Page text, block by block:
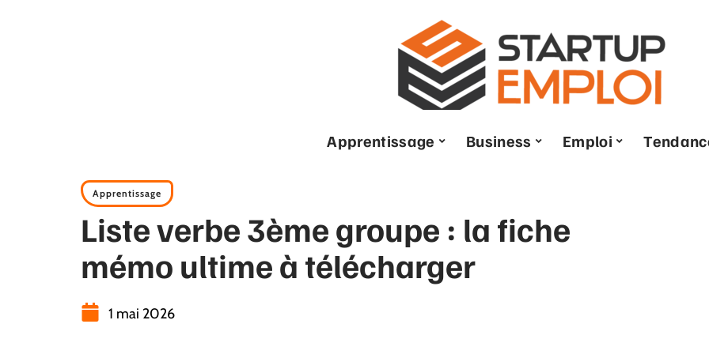
Apprentissage Business Emploi
Apprentissage
Liste verbe 3ème groupe : la fiche
mémo ultime à télécharger
1 mai 2026